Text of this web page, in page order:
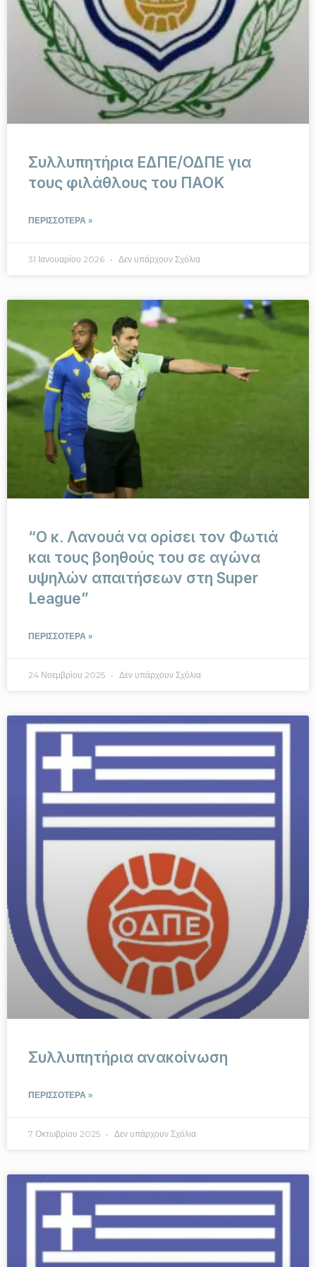
Συλλυπητήρια ΕΔΠΕ/ΟΔΠΕ για
τους φιλάθλους του ΠΑΟΚ
ΠΕΡΙΣΣΟΤΕΡΑ »
31 Ιανουαρίου 2026 Δεν υπάρχουν Σχόλια
“Ο κ. Λανουά να ορίσει τον Φωτιά
και τους βοηθούς του σε αγώνα
υψηλών απαιτήσεων στη Super
League”
ΠΕΡΙΣΣΟΤΕΡΑ »
24 Νοεμβρίου 2025 Δεν υπάρχουν Σχόλια
Συλλυπητήρια ανακοίνωση
ΠΕΡΙΣΣΟΤΕΡΑ »
7 Οκτωβρίου 2025 Δεν υπάρχουν Σχόλια